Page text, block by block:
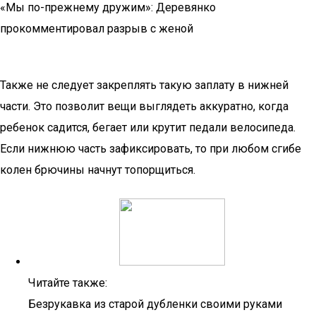
«Мы по-прежнему дружим»: Деревянко
прокомментировал разрыв с женой
Также не следует закреплять такую заплату в нижней
части. Это позволит вещи выглядеть аккуратно, когда
ребенок садится, бегает или крутит педали велосипеда.
Если нижнюю часть зафиксировать, то при любом сгибе
колен брючины начнут топорщиться.
Читайте также:
Безрукавка из старой дубленки своими руками